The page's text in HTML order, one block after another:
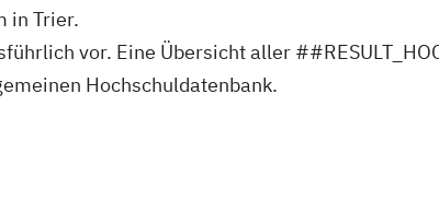
in Trier.
vor. Eine Übersicht aller
Hochschuldatenbank.